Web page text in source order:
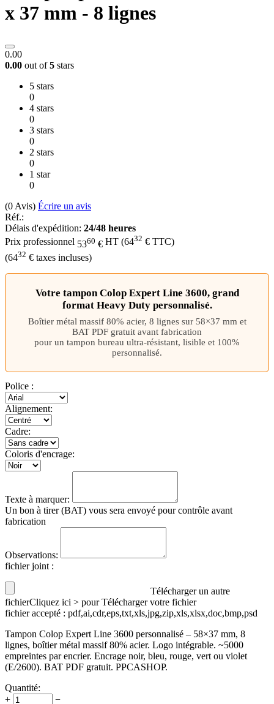
x 37 mm - 8 lignes
0.00
0.00 out of5 stars
5 stars
0
4 stars
0
3 stars
0
2 stars
0
1 star
0
(0 Avis) Écrire un avis
Réf.:
Délais d'expédition: 24/48 heures
Prix professionnel 5360 € HT (6432 € TTC)
(6432 € taxes incluses)
Votre tampon Colop Expert Line 3600, grand
format Heavy Duty personnalisé.
Boîtier métal massif 80% acier, 8 lignes sur 58×37 mm et
BAT PDF gratuit avant fabrication
pour un tampon bureau ultra-résistant, lisible et 100%
personnalisé.
Police :
Alignement:
Cadre:
Coloris d'encrage:
Texte à marquer:
Un bon à tirer (BAT) vous sera envoyé pour contrôle avant
fabrication
Observations:
fichier joint :
Télécharger un autre
fichierCliquez ici > pour Télécharger votre fichier
fichier accepté : pdf,ai,cdr,eps,txt,xls,jpg,zip,xls,xlsx,doc,bmp,psd
Tampon Colop Expert Line 3600 personnalisé – 58×37 mm, 8
lignes, boîtier métal massif 80% acier. Logo intégrable. ~5000
empreintes par encrier. Encrage noir, bleu, rouge, vert ou violet
(E/2600). BAT PDF gratuit. PPCASHOP.
Quantité:
+
−